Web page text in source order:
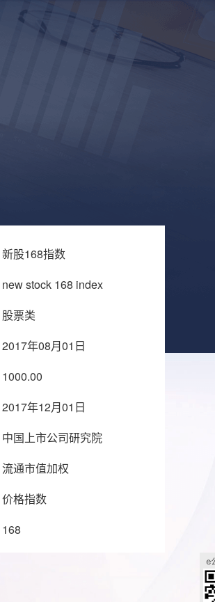
新股168指数
new stock 168 index
股票类
2017年08月01日
1000.00
2017年12月01日
中国上市公司研究院
流通市值加权
价格指数
168